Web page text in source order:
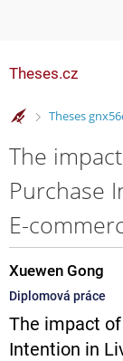
Theses.cz
>
Theses
The
Purchase
E-
Xuewen Gong
Diplomová práce
The impact
Intention in